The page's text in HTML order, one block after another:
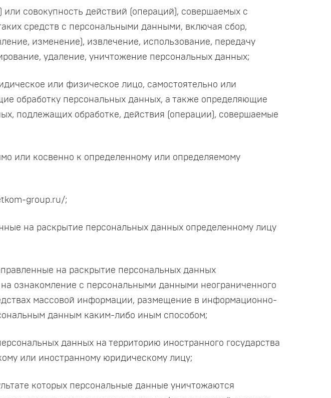
совокупность действий (операций), совершаемых с
средств с персональными данными, включая сбор,
изменение), извлечение, использование, передачу
удаление, уничтожение персональных данных;
или физическое лицо, самостоятельно или
обработку персональных данных, а также определяющие
подлежащих обработке, действия (операции), совершаемые
или косвенно к определенному или определяемому
group.ru/;
на раскрытие персональных данных определенному лицу
на раскрытие персональных данных
ознакомление с персональными данными неограниченного
массовой информации, размещение в информационно-
данным каким-либо иным способом;
данных на территорию иностранного государства
или иностранному юридическому лицу;
которых персональные данные уничтожаются